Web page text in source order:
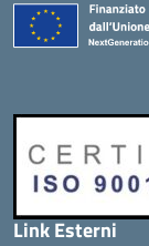
Link Esterni